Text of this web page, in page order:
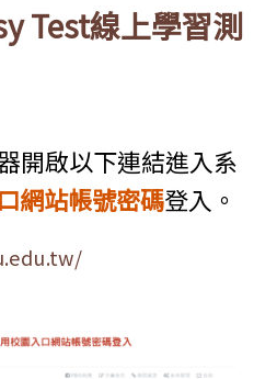
Test線上學習測
開啟以下連結進入系
網站帳號密碼登入。